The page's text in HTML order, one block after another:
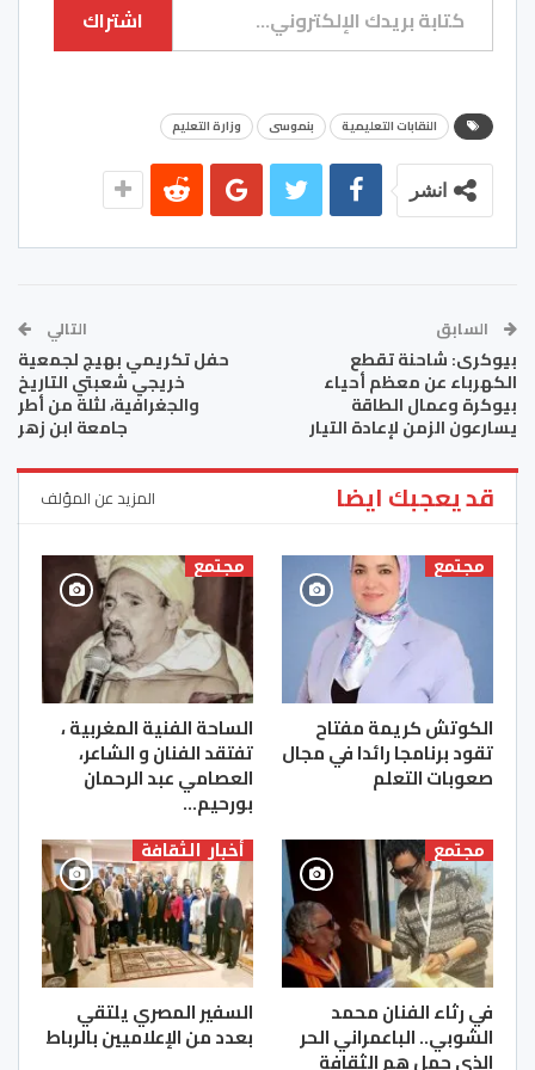
اشتراك
النقابات التعليمية بنموسى وزارة التعليم
انشر
السابق
بيوكرى: شاحنة تقطع
الكهرباء عن معظم أحياء
بيوكرة وعمال الطاقة
يسارعون الزمن لإعادة التيار
التالي
حفل تكريمي بهيج لجمعية
خريجي شعبتي التاريخ
والجغرافية، لثلة من أطر
جامعة ابن زهر
قد يعجبك ايضا المزيد عن المؤلف
مجتمع
الكوتش كريمة مفتاح
تقود برنامجا رائدا في مجال
صعوبات التعلم
مجتمع
الساحة الفنية المغربية ،
تفتقد الفنان و الشاعر،
العصامي عبد الرحمان
بورحيم…
مجتمع
في رثاء الفنان محمد
الشوبي.. الباعمراني الحر
الذي حمل هم الثقافة
أخبار الثقافة
السفير المصري يلتقي
بعدد من الإعلاميين بالرباط